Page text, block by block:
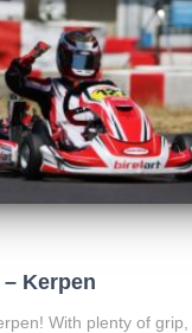
Kerpen
With plenty of